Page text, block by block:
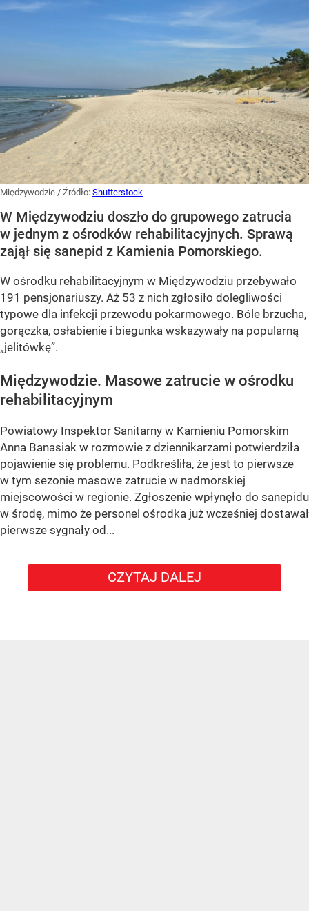
Międzywodzie / Źródło: Shutterstock
W Międzywodziu doszło do grupowego zatrucia
w jednym z ośrodków rehabilitacyjnych. Sprawą
zajął się sanepid z Kamienia Pomorskiego.
W ośrodku rehabilitacyjnym w Międzywodziu przebywało
191 pensjonariuszy. Aż 53 z nich zgłosiło dolegliwości
typowe dla infekcji przewodu pokarmowego. Bóle brzucha,
gorączka, osłabienie i biegunka wskazywały na popularną
„jelitówkę”.
Międzywodzie. Masowe zatrucie w ośrodku
rehabilitacyjnym
Powiatowy Inspektor Sanitarny w Kamieniu Pomorskim
Anna Banasiak w rozmowie z dziennikarzami potwierdziła
pojawienie się problemu. Podkreśliła, że jest to pierwsze
w tym sezonie masowe zatrucie w nadmorskiej
miejscowości w regionie. Zgłoszenie wpłynęło do sanepidu
w środę, mimo że personel ośrodka już wcześniej dostawał
pierwsze sygnały od...
CZYTAJ DALEJ